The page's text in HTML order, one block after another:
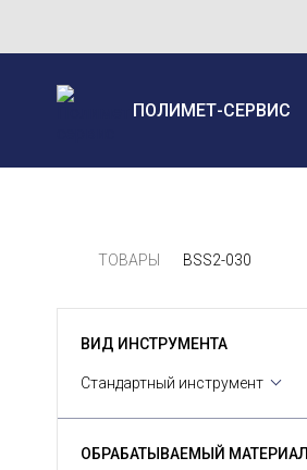
ПОЛИМЕТ-СЕРВИС
ТОВАРЫ BSS2-030
ВИД ИНСТРУМЕНТА
Стандартный инструмент
ОБРАБАТЫВАЕМЫЙ МАТЕРИАЛ